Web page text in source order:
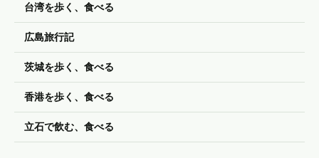
台湾を歩く、食べる
広島旅行記
茨城を歩く、食べる
香港を歩く、食べる
立石で飲む、食べる